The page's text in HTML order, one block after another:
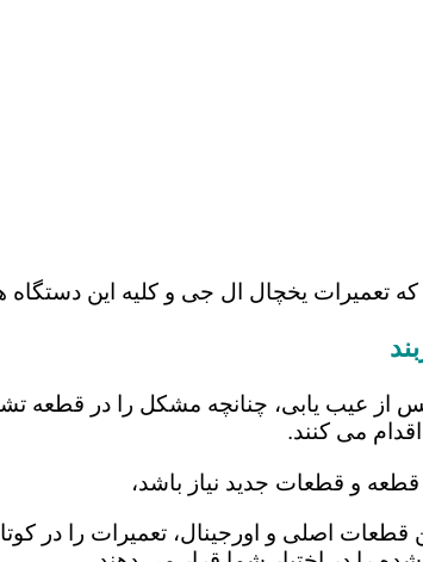
تعمیرات یخچال ال جی و کلیه این
از عیب یابی، چنانچه مشکل را در قطعه
می کنند.
و قطعات جدید نیاز باشد،
قطعات اصلی و اورجینال، تعمیرات را در